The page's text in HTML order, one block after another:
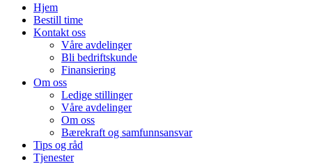
Hjem
Bestill time
Kontakt oss
Våre avdelinger
Bli bedriftskunde
Finansiering
Om oss
Ledige stillinger
Våre avdelinger
Om oss
Bærekraft og samfunnsansvar
Tips og råd
Tjenester